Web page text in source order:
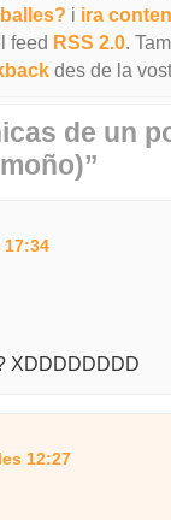
i ira
feed RSS 2.0.
des de la
de un
17:34
XDDDDDDDD
12:27